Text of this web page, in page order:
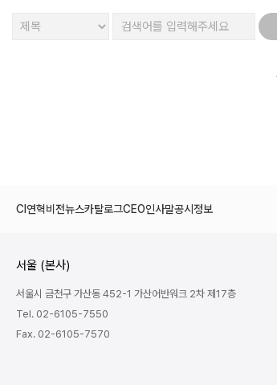
CI 연혁비전뉴스카탈로그CEO인사말공시정보
서울 (본사)
서울시 금천구 가산동 452-1 가산어반워크 2차 제17층
Tel. 02-6105-7550
Fax. 02-6105-7570